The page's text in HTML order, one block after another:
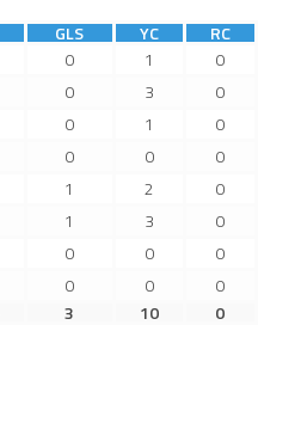
GLS YC
RC
0 1
0
0 3
0
0 1
0
0 0
0
1 2
0
1 3
0
0 0
0
0 0
0
3 10 0